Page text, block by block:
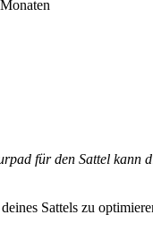
für den Sattel kann
Sattels zu